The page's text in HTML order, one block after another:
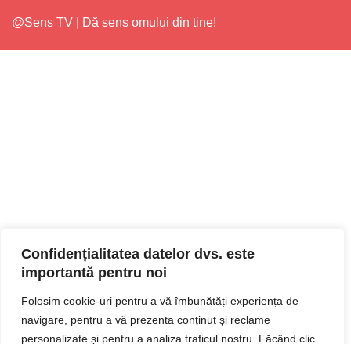
Confidențialitatea datelor dvs. este
importantă pentru noi
Folosim cookie-uri pentru a vă îmbunătăți experiența de
navigare, pentru a vă prezenta conținut și reclame
personalizate și pentru a analiza traficul nostru. Făcând clic
@Sens TV | Dă sens omului din tine!